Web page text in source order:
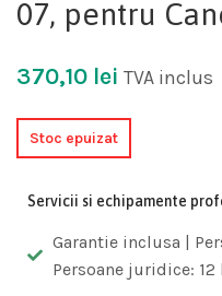
07, pentru
370,10 lei TVA inclus
Stoc epuizat
Servicii si echipamente
Garantie inclusa |
Persoane juridice: 12